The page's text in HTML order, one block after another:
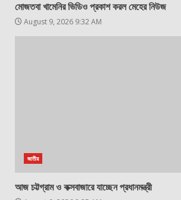
মোজতবা খামেনির ভিডিও প্রকাশ করল মেহের নিউজ
August 9, 2026 9:32 AM
জাতীয়
আজ চট্টগ্রাম ও কক্সবাজারে যাচ্ছেন প্রধানমন্ত্রী